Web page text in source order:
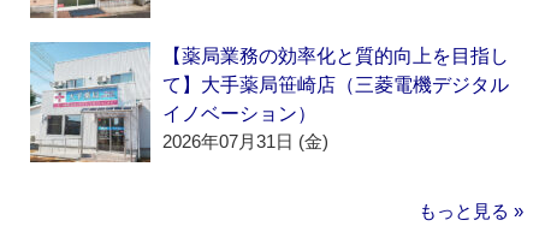
【薬局業務の効率化と質的向上を目指し
て】大手薬局笹崎店（三菱電機デジタル
イノベーション）
2026年07月31日 (金)
もっと見る »